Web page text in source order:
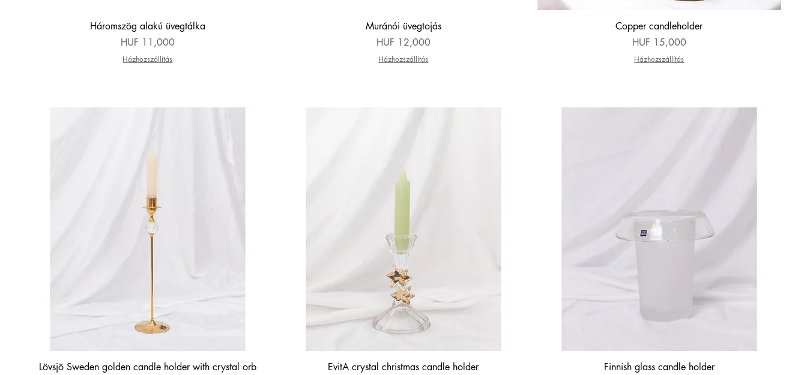
Quick View
Háromszög alakú üvegtálka
Price
HUF 11,000
Házhozszállítás
Quick View
Muránói üvegtojás
Price
HUF 12,000
Házhozszállítás
Quick View
Copper candleholder
Price
HUF 15,000
Házhozszállítás
Quick View
Lövsjö Sweden golden candle holder with crystal orb
Quick View
EvitA crystal christmas candle holder
Quick View
Finnish glass candle holder